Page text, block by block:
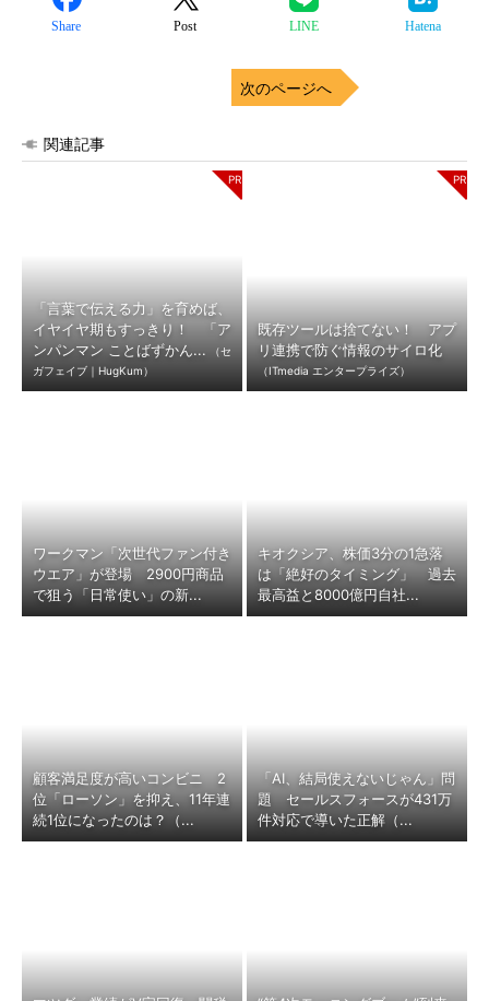
Share Post LINE Hatena
次のページへ
関連記事
「言葉で伝える力」を育めば、
イヤイヤ期もすっきり！ 「ア
ンパンマン ことばずかん...
（セ
ガフェイブ｜HugKum）
既存ツールは捨てない！ アプ
リ連携で防ぐ情報のサイロ化
（ITmedia エンタープライズ）
ワークマン「次世代ファン付き
ウエア」が登場 2900円商品
で狙う「日常使い」の新...
キオクシア、株価3分の1急落
は「絶好のタイミング」 過去
最高益と8000億円自社...
顧客満足度が高いコンビニ 2
位「ローソン」を抑え、11年連
続1位になったのは？（...
「AI、結局使えないじゃん」問
題 セールスフォースが431万
件対応で導いた正解（...